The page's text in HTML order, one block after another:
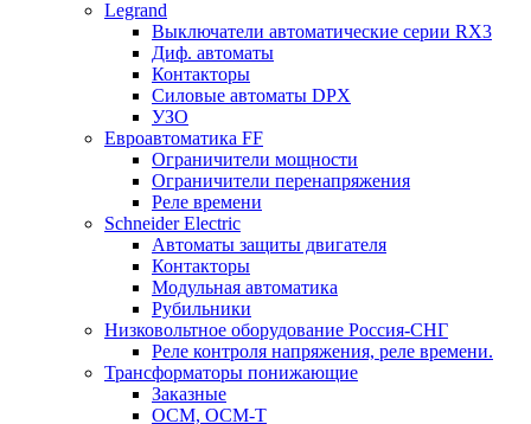
Legrand
Выключатели автоматические серии RX3
Диф. автоматы
Контакторы
Силовые автоматы DPX
УЗО
Евроавтоматика FF
Ограничители мощности
Ограничители перенапряжения
Реле времени
Schneider Electric
Автоматы защиты двигателя
Контакторы
Модульная автоматика
Рубильники
Низковольтное оборудование Россия-СНГ
Реле контроля напряжения, реле времени.
Трансформаторы понижающие
Заказные
ОСМ, ОСМ-Т